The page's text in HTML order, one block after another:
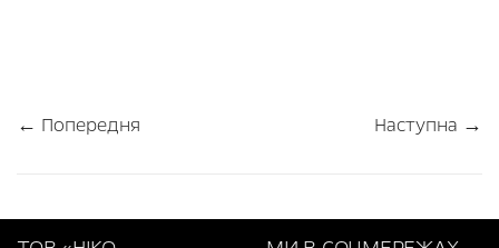
← Попередня Наступна →